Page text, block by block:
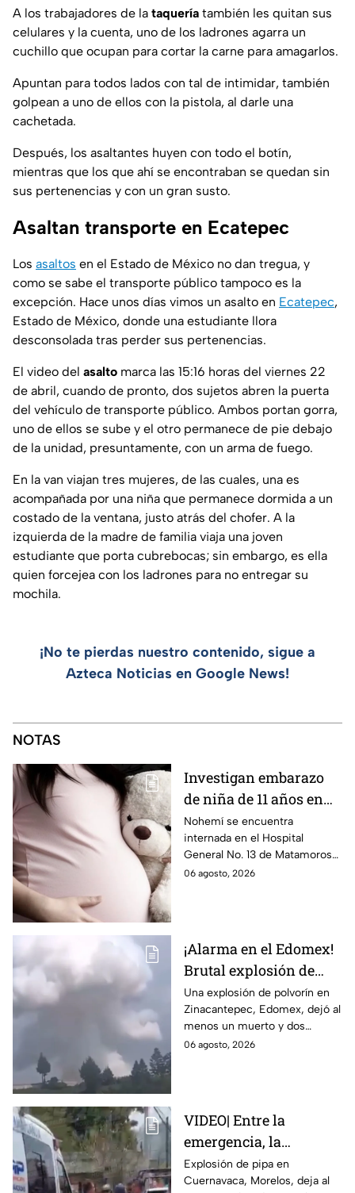
A los trabajadores de la taquería también les quitan sus
celulares y la cuenta, uno de los ladrones agarra un
cuchillo que ocupan para cortar la carne para amagarlos.
Apuntan para todos lados con tal de intimidar, también
golpean a uno de ellos con la pistola, al darle una
cachetada.
Después, los asaltantes huyen con todo el botín,
mientras que los que ahí se encontraban se quedan sin
sus pertenencias y con un gran susto.
Asaltan transporte en Ecatepec
Los asaltos en el Estado de México no dan tregua, y
como se sabe el transporte público tampoco es la
excepción. Hace unos días vimos un asalto en Ecatepec,
Estado de México, donde una estudiante llora
desconsolada tras perder sus pertenencias.
El video del asalto marca las 15:16 horas del viernes 22
de abril, cuando de pronto, dos sujetos abren la puerta
del vehículo de transporte público. Ambos portan gorra,
uno de ellos se sube y el otro permanece de pie debajo
de la unidad, presuntamente, con un arma de fuego.
En la van viajan tres mujeres, de las cuales, una es
acompañada por una niña que permanece dormida a un
costado de la ventana, justo atrás del chofer. A la
izquierda de la madre de familia viaja una joven
estudiante que porta cubrebocas; sin embargo, es ella
quien forcejea con los ladrones para no entregar su
mochila.
¡No te pierdas nuestro contenido, sigue a
Azteca Noticias en Google News!
NOTAS
Investigan embarazo
de niña de 11 años en
Matamoros,
Tamaulipas; ¿qué pasó
con Nohemí?
Nohemí se encuentra
internada en el Hospital
General No. 13 de Matamoros
tras complicaciones por un
06 agosto, 2026
¡Alarma en el Edomex!
Brutal explosión de
polvorín en Santa
María del Monte,
Zinacantepec; reportan
al menos un muerto y
Una explosión de polvorín en
Zinacantepec, Edomex, dejó al
menos un muerto y dos
heridos; autoridades atiende la
06 agosto, 2026
VIDEO| Entre la
emergencia, la
desesperación y el
llanto de un niño;
Explosión de pipa en
Cuernavaca, Morelos, deja al